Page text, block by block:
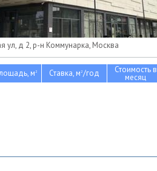
ул, д 2, р-н Коммунарка, Москва
м2 Ставка, м2/год Стоимость в
месяц